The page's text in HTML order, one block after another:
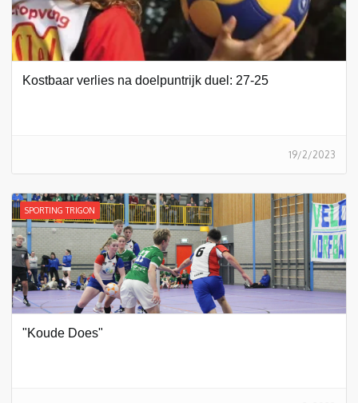
Kostbaar verlies na doelpuntrijk duel: 27-25
19/2/2023
SPORTING TRIGON
"Koude Does"